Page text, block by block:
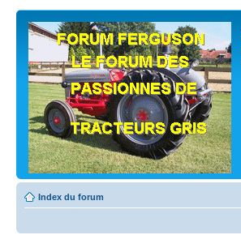
Index du forum